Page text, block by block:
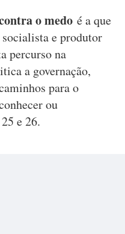
o medo é a que
e produtor
percurso na
a governação,
para o
ou
e 26.